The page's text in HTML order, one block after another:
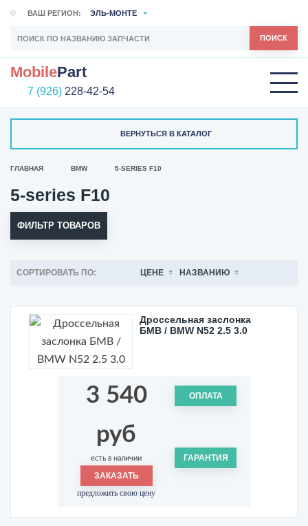
ВАШ РЕГИОН: ЭЛЬ-МОНТЕ
ПОИСК
MobilePart
7 (926) 228-42-54
ВЕРНУТЬСЯ В КАТАЛОГ
ГЛАВНАЯ BMW 5-SERIES F10
5-series F10
ФИЛЬТР ТОВАРОВ
СОРТИРОВАТЬ ПО: ЦЕНЕ НАЗВАНИЮ
Дроссельная заслонка
БМВ / BMW N52 2.5 3.0
3 540
руб
есть в наличии
ЗАКАЗАТЬ
предложить свою цену
ОПЛАТА
ГАРАНТИЯ